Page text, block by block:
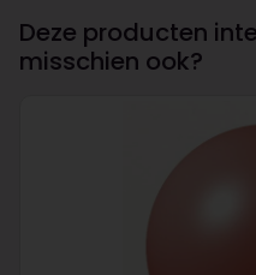
Deze producten
misschien ook?